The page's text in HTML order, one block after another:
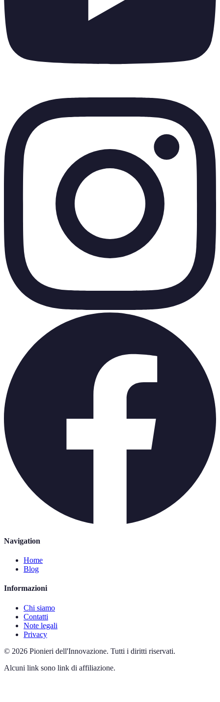
Navigation
Home
Blog
Informazioni
Chi siamo
Contatti
Note legali
Privacy
© 2026 Pionieri dell'Innovazione. Tutti i diritti riservati.
Alcuni link sono link di affiliazione.